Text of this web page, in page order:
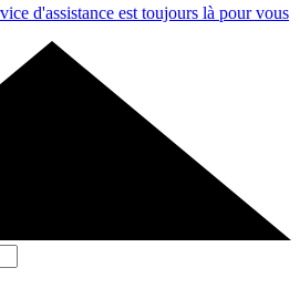
d'assistance est toujours là pour vous